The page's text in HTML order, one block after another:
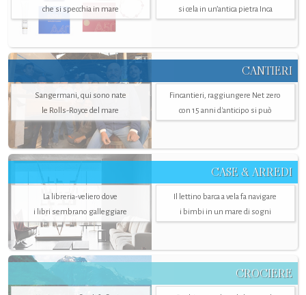
che si specchia in mare
si cela in un’antica pietra Inca
CANTIERI
Sangermani, qui sono nate
le Rolls-Royce del mare
Fincantieri, raggiungere Net zero
con 15 anni d'anticipo si può
CASE & ARREDI
La libreria-veliero dove
i libri sembrano galleggiare
Il lettino barca a vela fa navigare
i bimbi in un mare di sogni
CROCIERE